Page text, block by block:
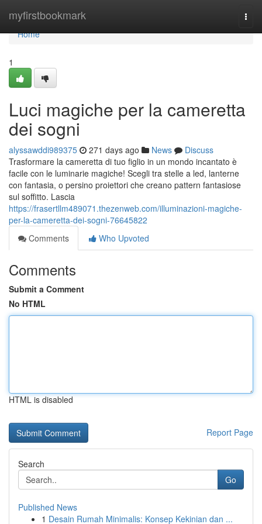
myfirstbookmark
Home
Home
1
Luci magiche per la cameretta
dei sogni
alyssawddi989375 271 days ago News
Discuss
Trasformare la cameretta di tuo figlio in un mondo incantato è
facile con le luminarie magiche! Scegli tra stelle a led, lanterne
con fantasia, o persino proiettori che creano pattern fantasiose
sul soffitto. Lascia
https://frasertllm489071.thezenweb.com/illuminazioni-magiche-
per-la-cameretta-dei-sogni-76645822
Comments
Who Upvoted
Comments
Submit a Comment
No HTML
HTML is disabled
Report Page
Search
Go
Published News
1 Desain Rumah Minimalis: Konsep Kekinian dan ...